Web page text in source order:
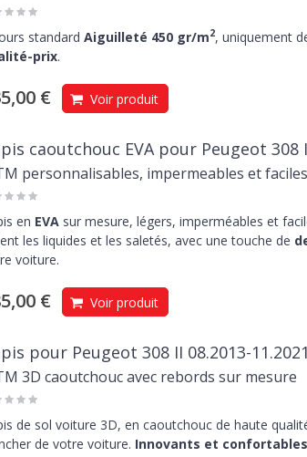
standard Aiguilleté 450 gr/m2, uniquement
prix.
€ Voir produit
caoutchouc EVA pour Peugeot 308
personnalisables, impermeables et
en EVAsur mesure, légers, imperméables et
les liquides et les saletés, avec une touche de
voiture.
€ Voir produit
pour Peugeot 308 II 08.2013-11.2021
3D caoutchouc avec rebords sur mesure
de sol voiture 3D, en caoutchouc de haute
de votre voiture. Innovants et confortables